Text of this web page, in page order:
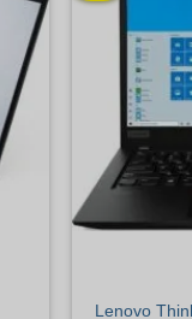
Lenovo